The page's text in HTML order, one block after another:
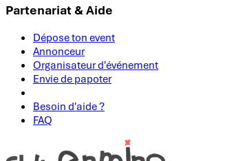
Partenariat & Aide
Dépose ton event
Annonceur
Organisateur d'événement
Envie de papoter
Besoin d'aide ?
FAQ